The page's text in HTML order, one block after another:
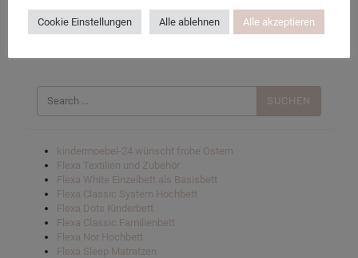
Suchen
nach:
kindermoebel-24 wünscht frohe Ostern
Flexa Textilien und Zubehör
Flexa White Einzelbett als Basisbett
Flexa Classic System Hochbett
Flexa Dots Kinderbett
Flexa Classic Familienbett
Flexa Nor Hochbett
Flexa Sleep Matratzen
Cookie Einstellungen Alle ablehnen Alle akzeptieren